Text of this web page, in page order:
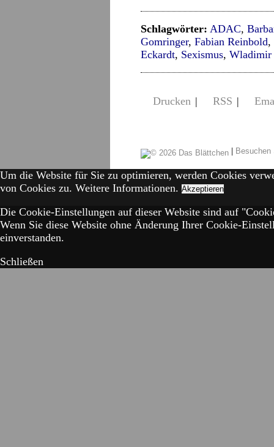
Schlagwörter: ADAC,
Gomringer, Fabian Reinbold,
Eckardt, Sexismus, Wladimir
Drucken | RSS |
|
Um die Website für Sie zu optimieren, werden Cookies
von Cookies zu. Weitere Informationen. Akzeptieren
Die Cookie-Einstellungen auf dieser Website sind auf
Wenn Sie diese Website ohne Änderung Ihrer Cookie-
einverstanden.
Schließen